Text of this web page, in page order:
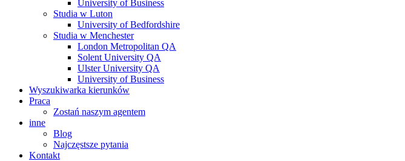
University of Business
Studia w Luton
University of Bedfordshire
Studia w Menchester
London Metropolitan QA
Solent University QA
Ulster University QA
University of Business
Wyszukiwarka kierunków
Praca
Zostań naszym agentem
inne
Blog
Najczęstsze pytania
Kontakt